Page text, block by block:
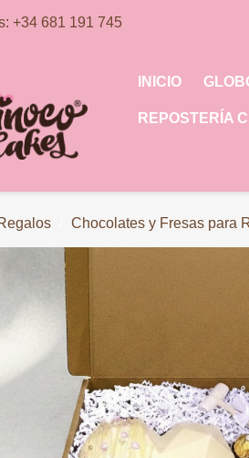
+34 681 191 745
INICIO
REPOSTERÍA
Chocolates y Fresas para